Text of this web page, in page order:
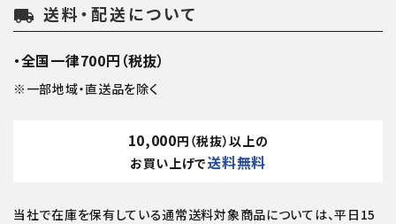
local_shipping 送料・配送について
・全国一律700円（税抜）
※一部地域・直送品を除く
10,000円（税抜）以上の
お買い上げで送料無料
当社で在庫を保有している通常送料対象商品については、平日15